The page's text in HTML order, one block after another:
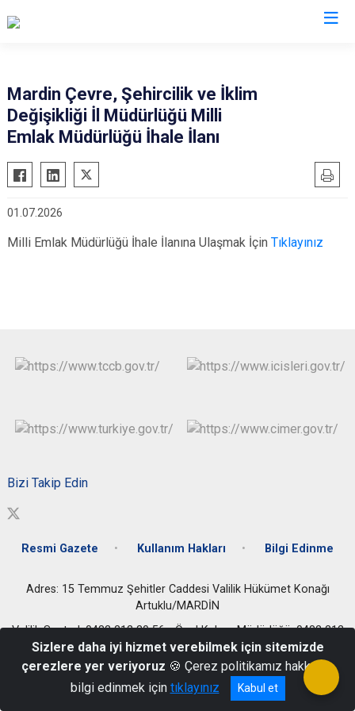
Mardin Çevre, Şehircilik ve İklim
Değişikliği İl Müdürlüğü Milli
Emlak Müdürlüğü İhale İlanı
01.07.2026
Milli Emlak Müdürlüğü İhale İlanına Ulaşmak İçin Tıklayınız
Bizi Takip Edin
Resmi Gazete Kullanım Hakları Bilgi Edinme
Adres: 15 Temmuz Şehitler Caddesi Valilik Hükümet Konağı
Artuklu/MARDİN
Valilik Santral: 0482 212 30 56 - Özel Kalem Müdürlüğü: 0482 212
37 41
Sizlere daha iyi hizmet verebilmek için sitemizde
çerezlere yer veriyoruz 🍪 Çerez politikamız hakkında
bilgi edinmek için tıklayınız Kabul et